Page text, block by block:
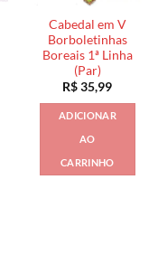
Cabedal em V
Borboletinhas
Boreais 1ª Linha
(Par)
R$35,99
ADICIONAR
AO
CARRINHO